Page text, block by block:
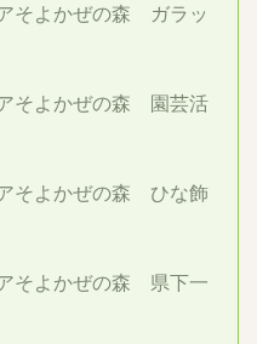
そよかぜの森 ガラッ
そよかぜの森 園芸活
そよかぜの森 ひな飾
そよかぜの森 県下一